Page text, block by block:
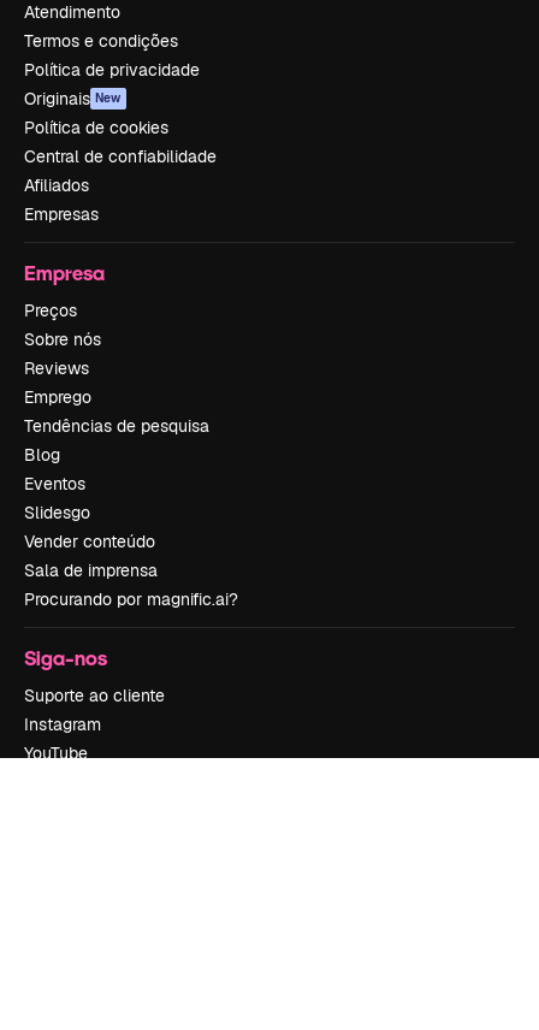
Atendimento
Termos e condições
Política de privacidade
Originais New
Política de cookies
Central de confiabilidade
Afiliados
Empresas
Empresa
Preços
Sobre nós
Reviews
Emprego
Tendências de pesquisa
Blog
Eventos
Slidesgo
Vender conteúdo
Sala de imprensa
Procurando por magnific.ai?
Siga-nos
Suporte ao cliente
Instagram
YouTube